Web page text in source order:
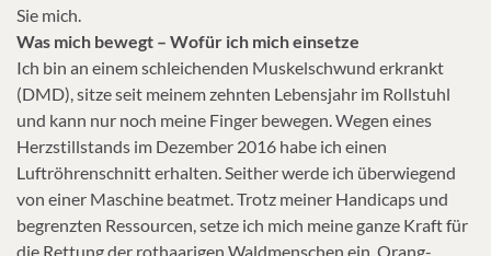
Sie mich.
Was mich bewegt – Wofür ich mich einsetze
Ich bin an einem schleichenden Muskelschwund erkrankt
(DMD), sitze seit meinem zehnten Lebensjahr im Rollstuhl
und kann nur noch meine Finger bewegen. Wegen eines
Herzstillstands im Dezember 2016 habe ich einen
Luftröhrenschnitt erhalten. Seither werde ich überwiegend
von einer Maschine beatmet. Trotz meiner Handicaps und
begrenzten Ressourcen, setze ich mich meine ganze Kraft für
die Rettung der rothaarigen Waldmenschen ein. Orang-